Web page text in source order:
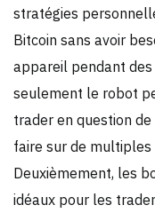
stratégies
Bitcoin sans avoir
appareil pendant des
seulement le robot
trader en question
faire sur de
Deuxièmement, les
idéaux pour les